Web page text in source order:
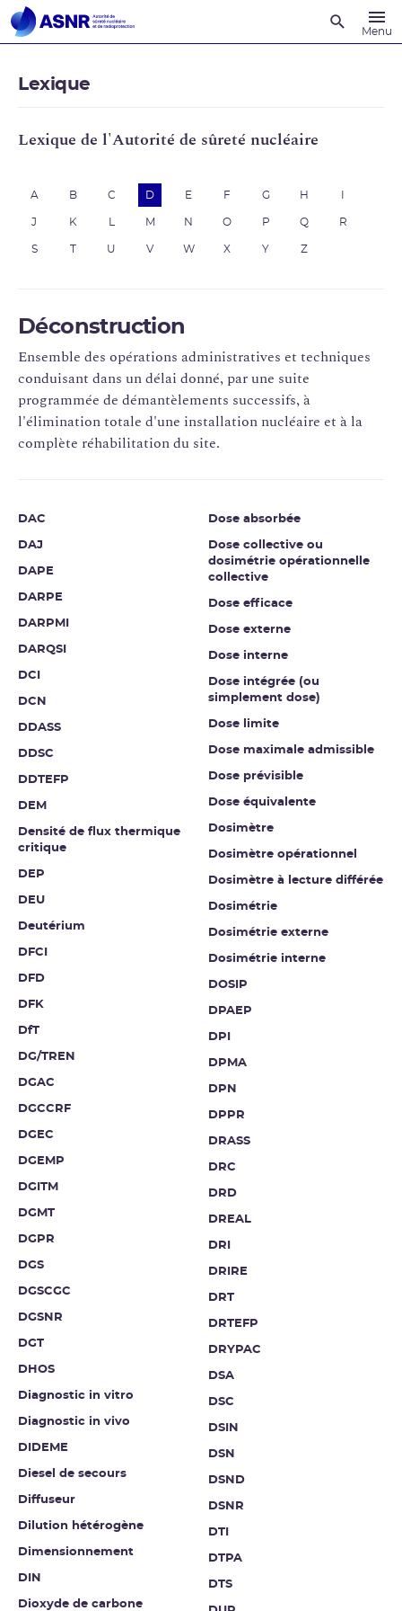
Menu
Lexique
Lexique de l'Autorité de sûreté nucléaire
A B C D E F G H
J K M N O P Q R
S U V W X Y Z
Déconstruction
Ensemble des opérations administratives et techniques
conduisant dans un délai donné, par une suite
programmée de démantèlements successifs, à
l'élimination totale d'une installation nucléaire et à la
complète réhabilitation du site.
DAC
DAJ
DAPE
DARPE
DARPMI
DARQSI
DCI
DCN
DDASS
DDSC
DDTEFP
DEM
Densité de flux thermique
critique
DEP
DEU
Deutérium
DFCI
DFD
DFK
DfT
DG/TREN
DGAC
DGCCRF
DGEC
DGEMP
DGITM
DGMT
DGPR
DGS
DGSCGC
DGSNR
DGT
DHOS
Diagnostic in vitro
Diagnostic in vivo
DIDEME
Diesel de secours
Diffuseur
Dilution hétérogène
Dimensionnement
DIN
Dioxyde de carbone
Dose absorbée
Dose collective ou
dosimétrie opérationnelle
collective
Dose efficace
Dose externe
Dose interne
Dose intégrée (ou
simplement dose)
Dose limite
Dose maximale admissible
Dose prévisible
Dose équivalente
Dosimètre
Dosimètre opérationnel
Dosimètre à lecture différée
Dosimétrie
Dosimétrie externe
Dosimétrie interne
DOSIP
DPAEP
DPI
DPMA
DPN
DPPR
DRASS
DRC
DRD
DREAL
DRI
DRIRE
DRT
DRTEFP
DRYPAC
DSA
DSC
DSIN
DSN
DSND
DSNR
DTI
DTPA
DTS